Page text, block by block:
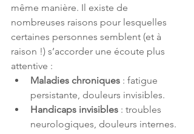
même manière. Il existe de
nombreuses raisons pour lesquelles
certaines personnes semblent (et à
raison !) s’accorder une écoute plus
attentive :
Maladies chroniques : fatigue
persistante, douleurs invisibles.
Handicaps invisibles : troubles
neurologiques, douleurs internes.